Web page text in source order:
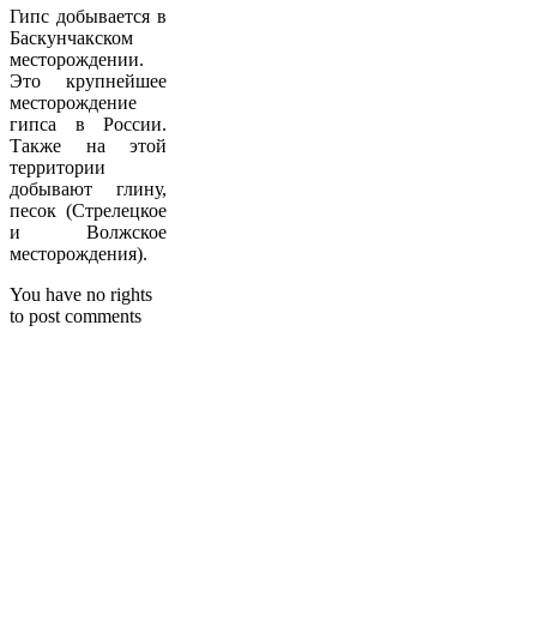
Гипс добывается в
Баскунчакском
месторождении.
Это крупнейшее
месторождение
гипса в России.
Также на этой
территории
добывают глину,
песок (Стрелецкое
и Волжское
месторождения).
You have no rights
to post comments